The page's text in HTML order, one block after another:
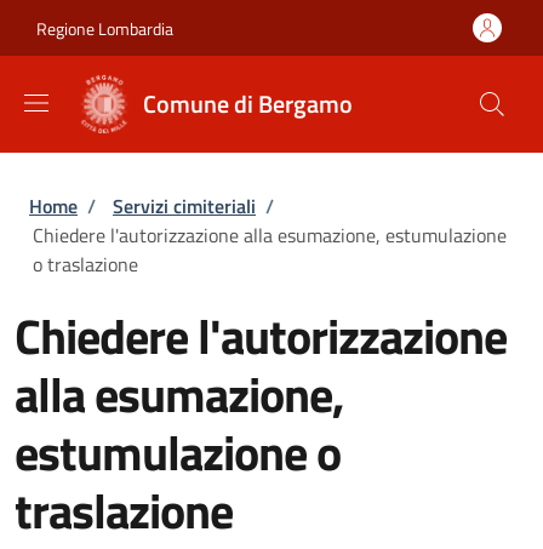
Regione Lombardia
Comune di Bergamo
Briciole di pane
Home / Servizi cimiteriali /
Chiedere l'autorizzazione alla esumazione, estumulazione
o traslazione
Chiedere l'autorizzazione
alla esumazione,
estumulazione o
traslazione